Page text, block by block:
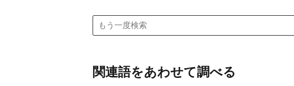
関連語をあわせて調べる